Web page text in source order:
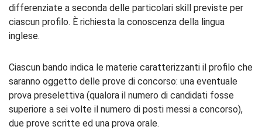
differenziate a seconda delle particolari skill previste per
ciascun profilo. È richiesta la conoscenza della lingua
inglese.
Ciascun bando indica le materie caratterizzanti il profilo che
saranno oggetto delle prove di concorso: una eventuale
prova preselettiva (qualora il numero di candidati fosse
superiore a sei volte il numero di posti messi a concorso),
due prove scritte ed una prova orale.